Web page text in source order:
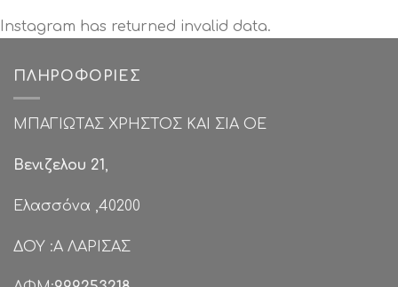
Instagram has returned invalid data.
ΠΛΗΡΟΦΟΡΊΕΣ
ΜΠΑΓΙΩΤΑΣ ΧΡΗΣΤΟΣ ΚΑΙ ΣΙΑ ΟΕ
Βενιζελου 21,
Ελασσόνα ,40200
ΔΟΥ :Α ΛΑΡΙΣΑΣ